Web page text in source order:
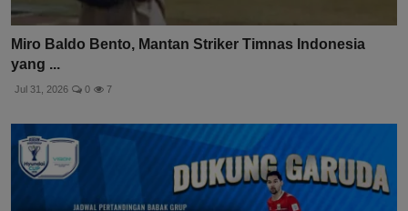
Miro Baldo Bento, Mantan Striker Timnas Indonesia
yang ...
Jul 31, 2026 0 7